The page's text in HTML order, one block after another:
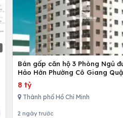
Bán gấp căn hộ 3 Phòng Ngủ
Hảo Hớn Phường Cô Giang
8 tỷ
Thành phố Hồ Chí Minh
2 ngày trước